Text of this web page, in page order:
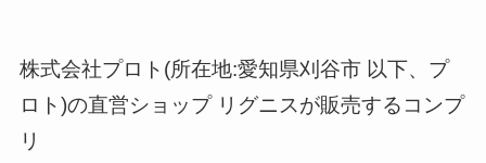
株式会社プロト(所在地:愛知県刈谷市 以下、プ
ロト)の直営ショップ リグニスが販売するコンプ
リ